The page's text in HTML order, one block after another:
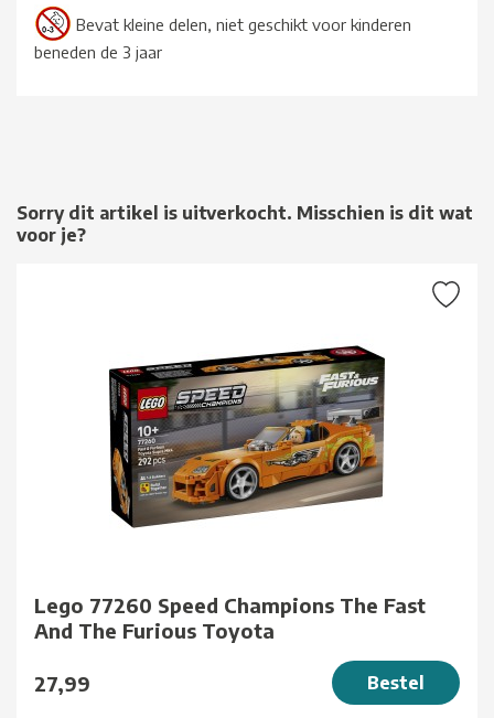
Bevat kleine delen, niet geschikt voor kinderen
beneden de 3 jaar
Sorry dit artikel is uitverkocht. Misschien is dit wat
voor je?
Lego 77260 Speed Champions The Fast
And The Furious Toyota
27,99 Bestel